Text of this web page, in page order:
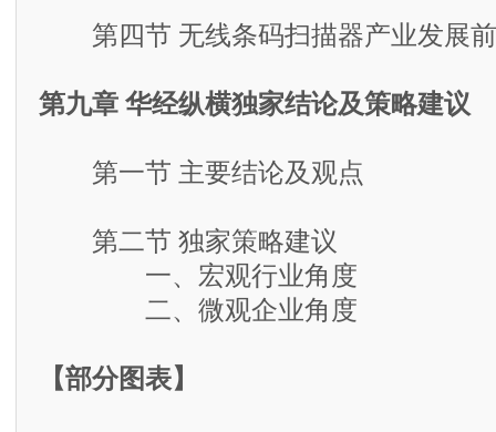
第四节 无线条码扫描器产业发展
第九章 华经纵横独家结论及策略建议
第一节 主要结论及观点
第二节 独家策略建议
一、宏观行业角度
二、微观企业角度
【部分图表】